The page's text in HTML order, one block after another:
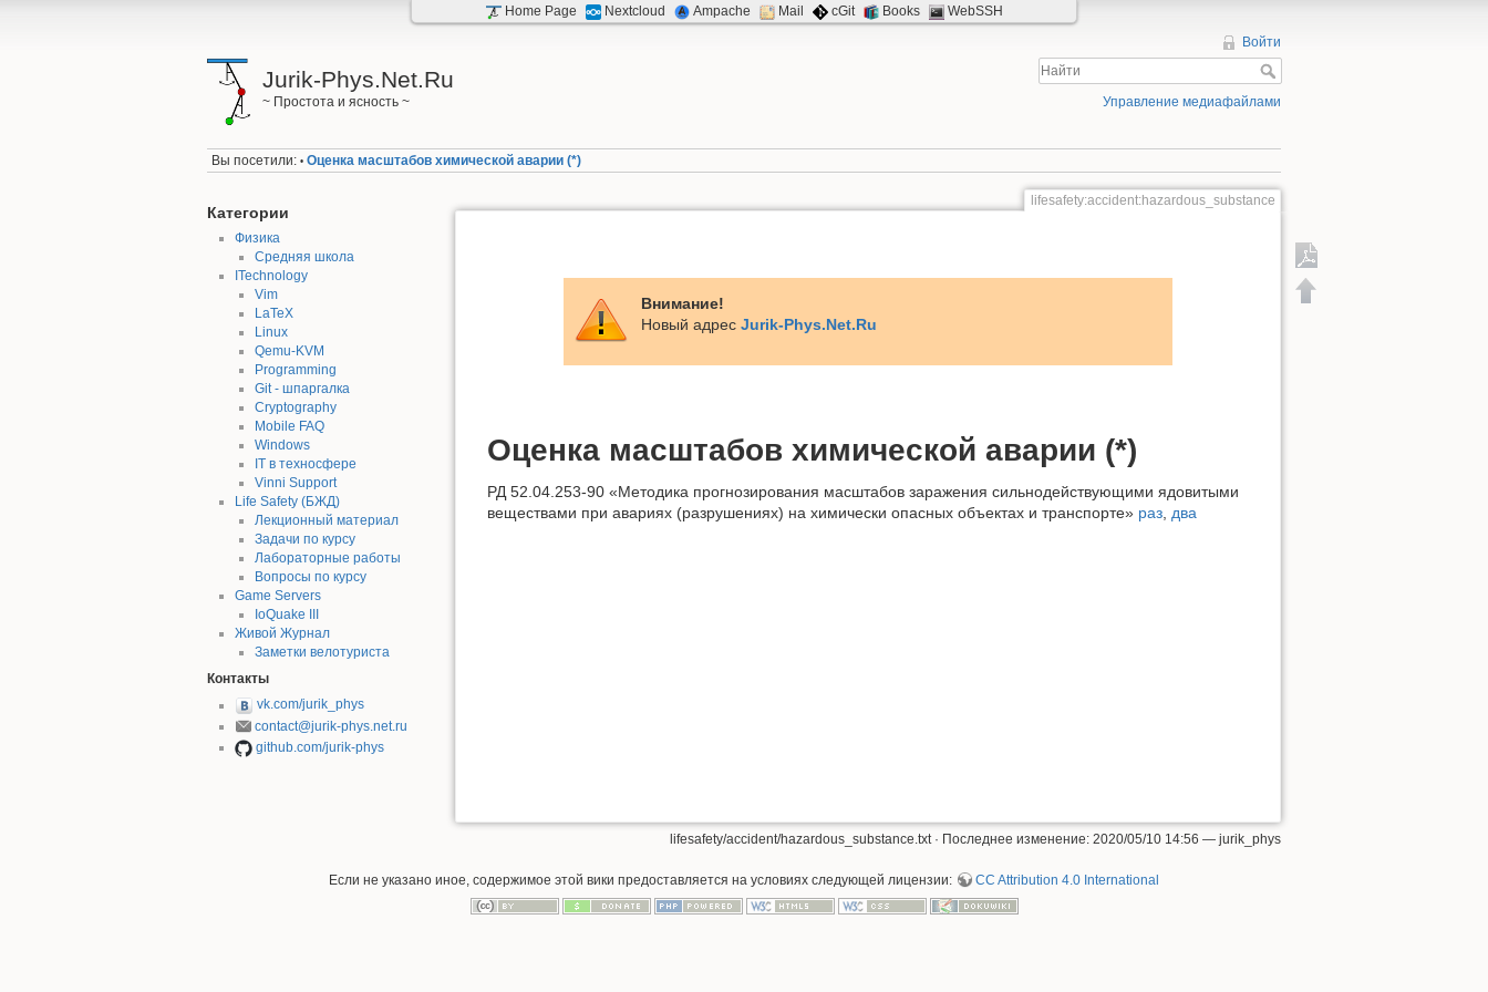
Jurik-Phys.Net.Ru
~ Простота и ясность ~
Войти
Управление медиафайлами
Вы посетили: • Оценка масштабов химической аварии (*)
Категории
Физика
Средняя школа
ITechnology
Vim
LaTeX
Linux
Qemu-KVM
Programming
Git - шпаргалка
Cryptography
Mobile FAQ
Windows
IT в техносфере
Vinni Support
Life Safety (БЖД)
Лекционный материал
Задачи по курсу
Лабораторные работы
Вопросы по курсу
Game Servers
IoQuake III
Живой Журнал
Заметки велотуриста
Контакты
vk.com/jurik_phys
contact@jurik-phys.net.ru
github.com/jurik-phys
lifesafety:accident:hazardous_substance
Внимание!
Новый адрес Jurik-Phys.Net.Ru
Оценка масштабов химической аварии (*)
РД 52.04.253-90 «Методика прогнозирования масштабов заражения сильнодействующими ядовитыми
веществами при авариях (разрушениях) на химически опасных объектах и транспорте» раз два
lifesafety/accident/hazardous_substance.txt· Последнее изменение: 2020/05/10 14:56 — jurik_phys
Если не указано иное, содержимое этой вики предоставляется на условиях следующей лицензии: CC Attribution 4.0 International
Home Page Nextcloud Ampache Mail cGit Books WebSSH